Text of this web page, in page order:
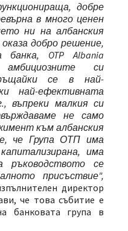
добре
в много ценен
ни на албанския
добро решение,
банка, OTP Albania
си
се в най-
най-ефективната
въпреки малкия си
не само
към албанския
че Група ОТП има
има
ръководството се
присъствие",
директор
че това събитие е
банковата група в